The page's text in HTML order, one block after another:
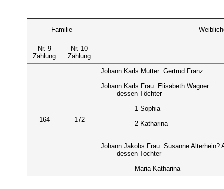
Familie
Nr. 9
Zählung
Nr. 10
Zählung
164 172
Johann Karls Mutter: Gertrud Franz
Johann Karls Frau: Elisabeth Wagner
dessen Töchter
1 Sophia
2 Katharina
Johann Jakobs Frau: Susanne Alterhein?
dessen Tochter
Maria Katharina